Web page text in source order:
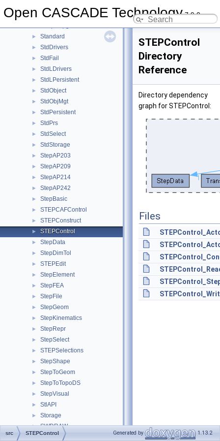
Open CASCADE Technology7.9.0
ShapeProcessAPI
► Standard
► StdDrivers
► StdFail
► StdLDrivers
► StdLPersistent
► StdObject
► StdObjMgt
► StdPersistent
► StdPrs
► StdSelect
► StdStorage
► StepAP203
► StepAP209
► StepAP214
► StepAP242
► StepBasic
► STEPCAFControl
► STEPConstruct
► STEPControl
► StepData
► StepDimTol
► STEPEdit
► StepElement
► StepFEA
► StepFile
► StepGeom
► StepKinematics
► StepRepr
► StepSelect
► STEPSelections
► StepShape
► StepToGeom
► StepToTopoDS
► StepVisual
► StlAPI
► Storage
► SWDRAW
► Sweep
STEPControl
Directory
Reference
Directory dependency
graph for STEPControl:
Files
src STEPControl Generated by 1.13.2